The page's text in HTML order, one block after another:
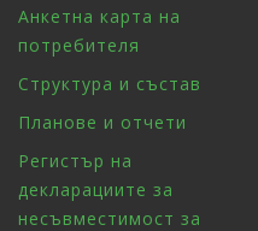
Анкетна карта на
потребителя
Структура и състав
Планове и отчети
Регистър на
декларациите за
несъвместимост за